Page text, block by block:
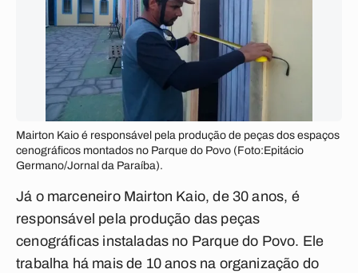
Mairton Kaio é responsável pela produção de peças dos espaços
cenográficos montados no Parque do Povo (Foto:Epitácio
Germano/Jornal da Paraíba).
Já o marceneiro Mairton Kaio, de 30 anos, é
responsável pela produção das peças
cenográficas instaladas no Parque do Povo. Ele
trabalha há mais de 10 anos na organização do